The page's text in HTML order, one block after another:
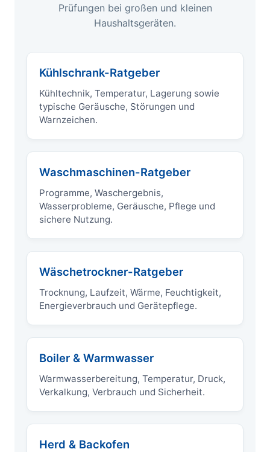
Prüfungen bei großen und kleinen
Haushaltsgeräten.
Kühlschrank-Ratgeber
Kühltechnik, Temperatur, Lagerung sowie
typische Geräusche, Störungen und
Warnzeichen.
Waschmaschinen-Ratgeber
Programme, Waschergebnis,
Wasserprobleme, Geräusche, Pflege und
sichere Nutzung.
Wäschetrockner-Ratgeber
Trocknung, Laufzeit, Wärme, Feuchtigkeit,
Energieverbrauch und Gerätepflege.
Boiler & Warmwasser
Warmwasserbereitung, Temperatur, Druck,
Verkalkung, Verbrauch und Sicherheit.
Herd & Backofen